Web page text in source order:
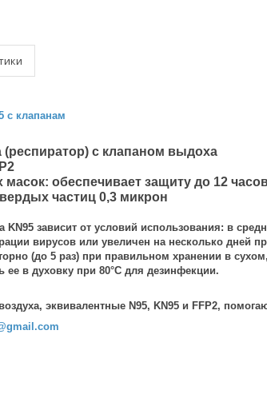
с клапанам
(респиратор) c клапаном выдоха
обеспечивает защиту до 12
частиц 0,3 микрон
KN95 зависит от условий использования: в
вирусов или увеличен на несколько дней
(до 5 раз) при правильном хранении в
ее в духовку при 80°C для дезинфекции.
эквивалентные N95, KN95 и FFP2,